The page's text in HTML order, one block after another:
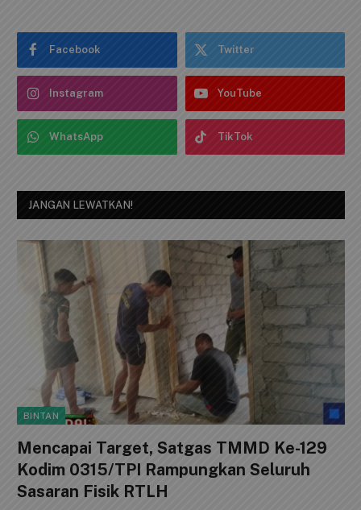
Facebook Twitter
Instagram YouTube
WhatsApp TikTok
JANGAN LEWATKAN!
BINTAN
Mencapai Target, Satgas TMMD Ke-129
Kodim 0315/TPI Rampungkan Seluruh
Sasaran Fisik RTLH